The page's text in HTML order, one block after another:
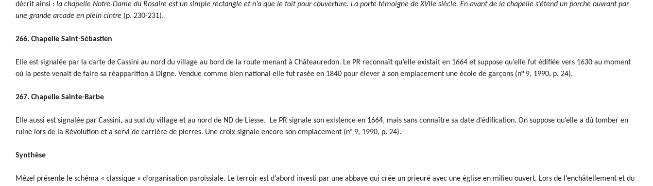
décrit ainsi : la chapelle Notre-Dame du Rosaire est un simple rectangle et n’a que le toit pour couverture. La porte témoigne de XVIIe siècle. En avant de la chapelle s’étend un porche ouvrant par
une grande arcade en plein cintre (p. 230-231).
266. Chapelle Saint-Sébastien
Elle est signalée par la carte de Cassini au nord du village au bord de la route menant à Châteauredon. Le PR reconnaît qu’elle existait en 1664 et suppose qu’elle fut édifiée vers 1630 au moment
où la peste venait de faire sa réapparition à Digne. Vendue comme bien national elle fut rasée en 1840 pour élever à son emplacement une école de garçons (n° 9, 1990, p. 24).
267. Chapelle Sainte-Barbe
Elle aussi est signalée par Cassini, au sud du village et au nord de ND de Liesse. Le PR signale son existence en 1664, mais sans connaître sa date d’édification. On suppose qu’elle a dû tomber en
ruine lors de la Révolution et a servi de carrière de pierres. Une croix signale encore son emplacement (n° 9, 1990, p. 24).
Synthèse
Mézel présente le schéma « classique » d’organisation paroissiale. Le terroir est d’abord investi par une abbaye qui crée un prieuré avec une église en milieu ouvert. Lors de l’enchâtellement et du